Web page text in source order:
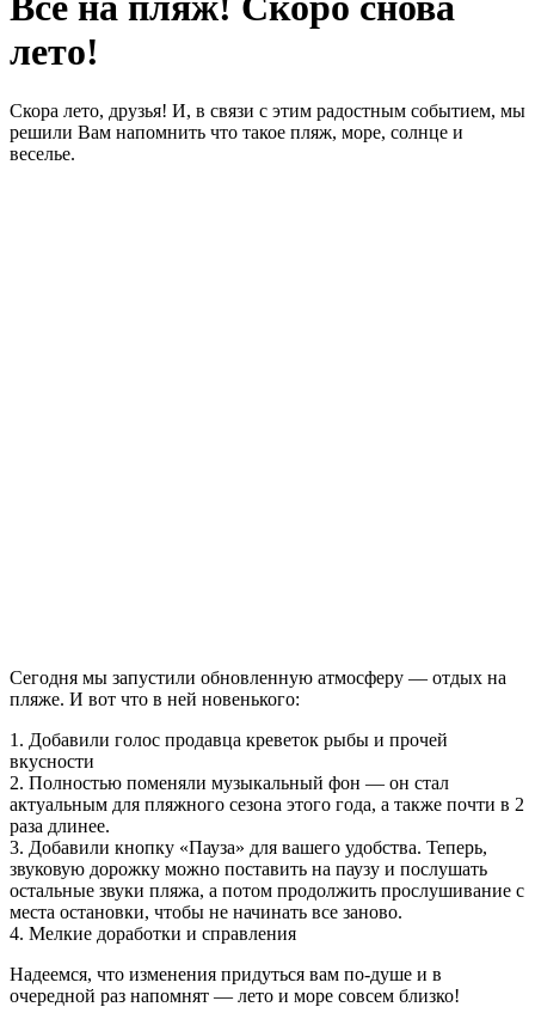
лето!
Скора лето, друзья! И, в связи с этим радостным событием, мы
решили Вам напомнить что такое пляж, море, солнце и
веселье.
Сегодня мы запустили обновленную атмосферу — отдых на
пляже. И вот что в ней новенького:
1. Добавили голос продавца креветок рыбы и прочей
вкусности
2. Полностью поменяли музыкальный фон — он стал
актуальным для пляжного сезона этого года, а также почти в 2
раза длинее.
3. Добавили кнопку «Пауза» для вашего удобства. Теперь,
звуковую дорожку можно поставить на паузу и послушать
остальные звуки пляжа, а потом продолжить прослушивание с
места остановки, чтобы не начинать все заново.
4. Мелкие доработки и справления
Надеемся, что изменения придуться вам по-душе и в
очередной раз напомнят — лето и море совсем близко!